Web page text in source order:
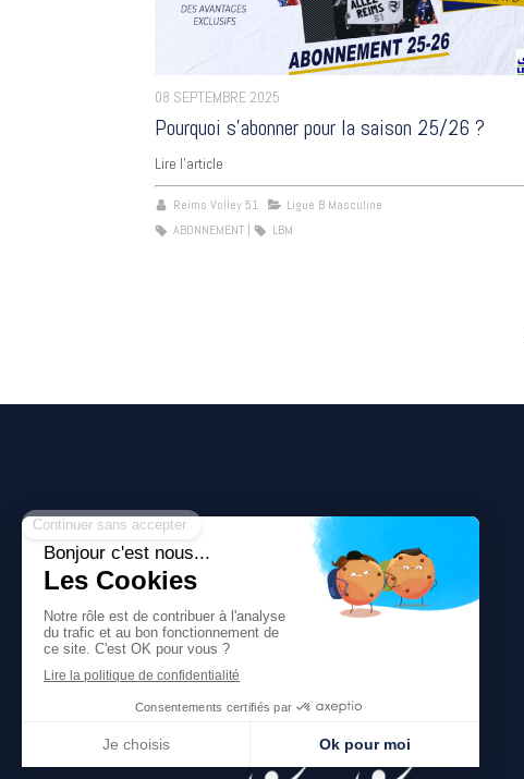
08 SEPTEMBRE 2025
Pourquoi s’abonner pour la saison 25/26 ?
Lire l'article
Reims Volley 51
Ligue B Masculine
ABONNEMENT
LBM